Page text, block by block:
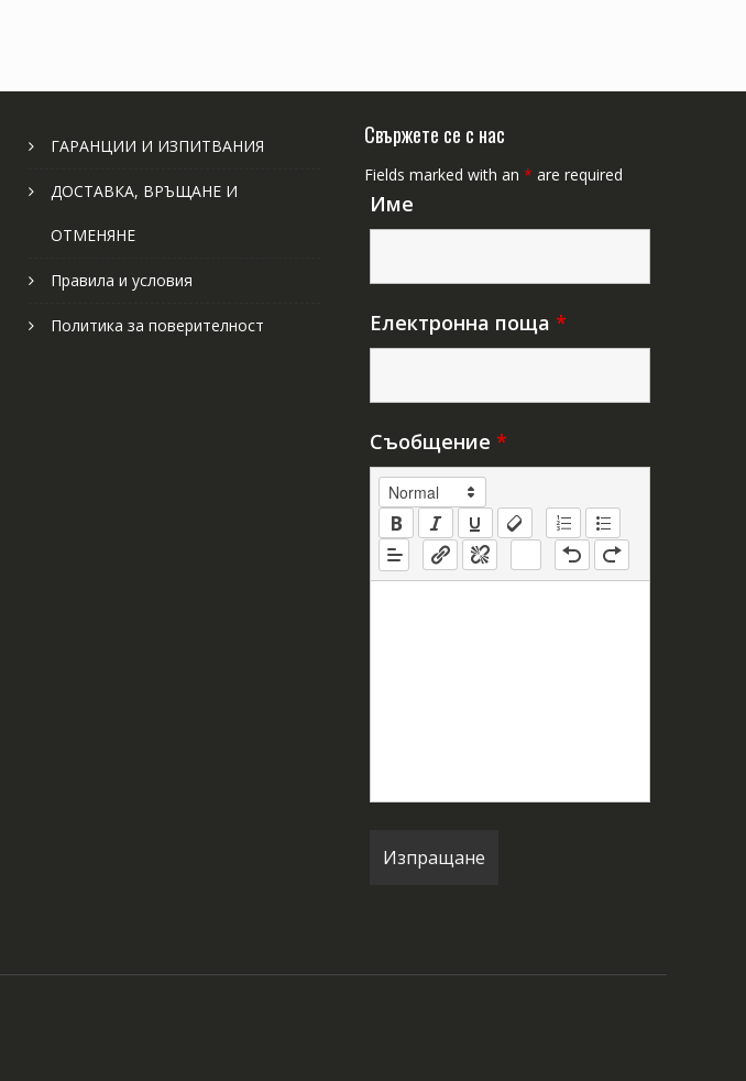
ГАРАНЦИИ И ИЗПИТВАНИЯ
ДОСТАВКА, ВРЪЩАНЕ И
ОТМЕНЯНЕ
Правила и условия
Политика за поверителност
Свържете се с нас
Fields marked with an * are required
Име
Електронна поща *
Съобщение *